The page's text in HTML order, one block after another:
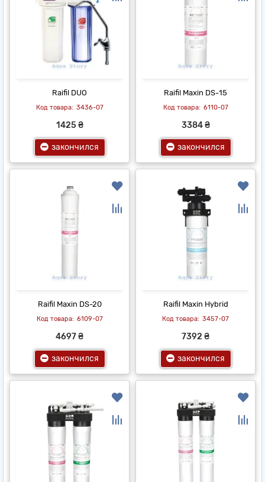
Raifil DUO
3436-07
1425 ₴
закончился
Raifil Maxin DS-15
6110-07
3384 ₴
закончился
Raifil Maxin DS-20
6109-07
4697 ₴
закончился
Raifil Maxin Hybrid
3457-07
7392 ₴
закончился